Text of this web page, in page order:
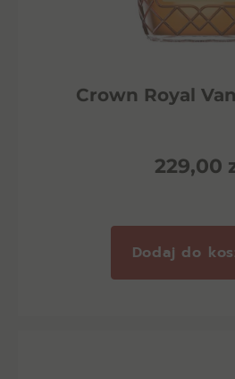
Crown Royal
229,00
Dodaj do